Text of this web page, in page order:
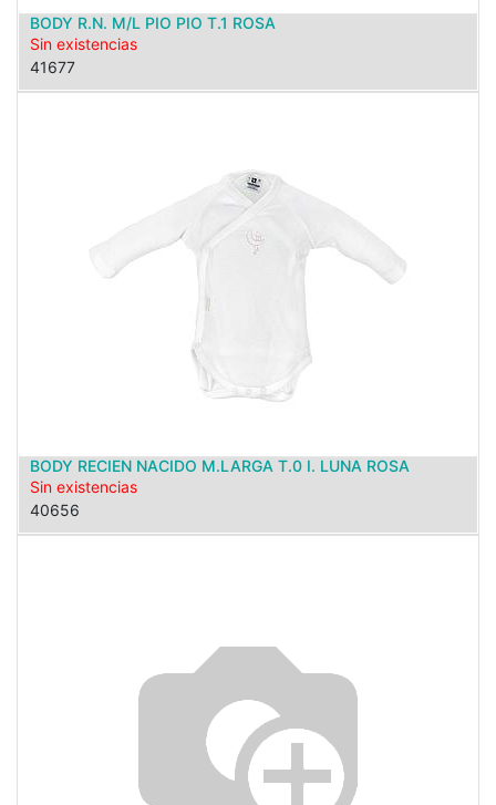
BODY R.N. M/L PIO PIO T.1 ROSA
Sin existencias
41677
BODY RECIEN NACIDO M.LARGA T.0 I. LUNA ROSA
Sin existencias
40656